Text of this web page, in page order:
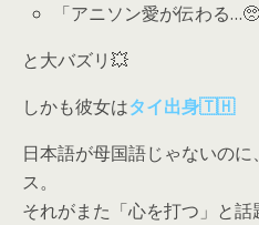
「アニソン愛が伝わる…🥺
と大バズリ💥
しかも彼女はタイ出身🇹🇭
日本語が母国語じゃないの
ス。
それがまた「心を打つ」と話